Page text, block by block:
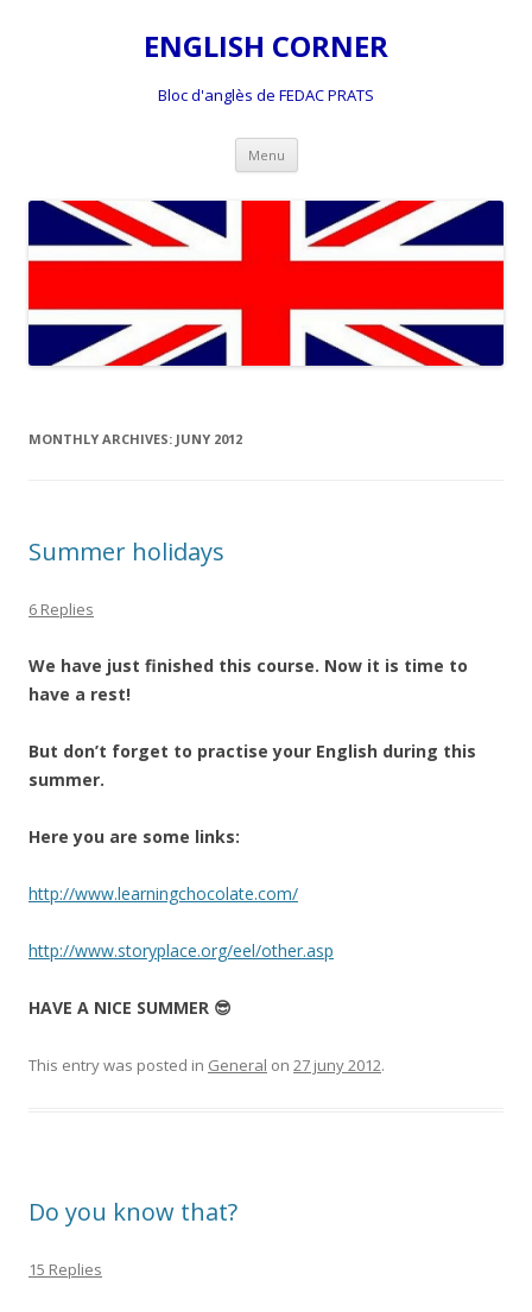
ENGLISH CORNER
Bloc d'anglès de FEDAC PRATS
Menu Skip
content
MONTHLY ARCHIVES: JUNY 2012
Summer holidays
6 Replies
We have just finished this course. Now it is time to
have a rest!
But don’t forget to practise your English during this
summer.
Here you are some links:
http://www.learningchocolate.com/
http://www.storyplace.org/eel/other.asp
HAVE A NICE SUMMER 😎
This entry was posted in General on 27 juny 2012.
Do you know that?
15 Replies